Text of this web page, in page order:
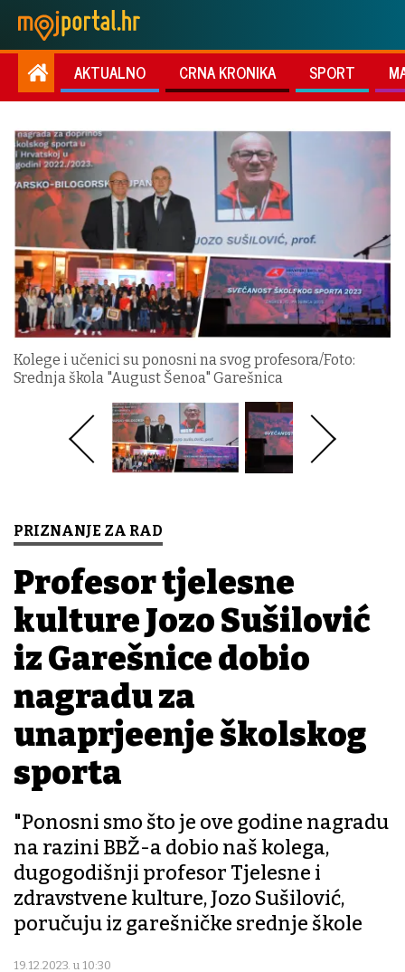
AKTUALNO CRNA KRONIKA SPORT
Kolege i učenici su ponosni na svog profesora/Foto:
Srednja škola "August Šenoa" Garešnica
PRIZNANJE ZA RAD
Profesor tjelesne
kulture Jozo Sušilović
iz Garešnice dobio
nagradu za
unaprjeđenje školskog
sporta
"Ponosni smo što je ove godine nagradu
na razini BBŽ-a dobio naš kolega,
dugogodišnji profesor Tjelesne i
zdravstvene kulture, Jozo Sušilović,
poručuju iz garešničke srednje škole
19.12.2023. u 10:30